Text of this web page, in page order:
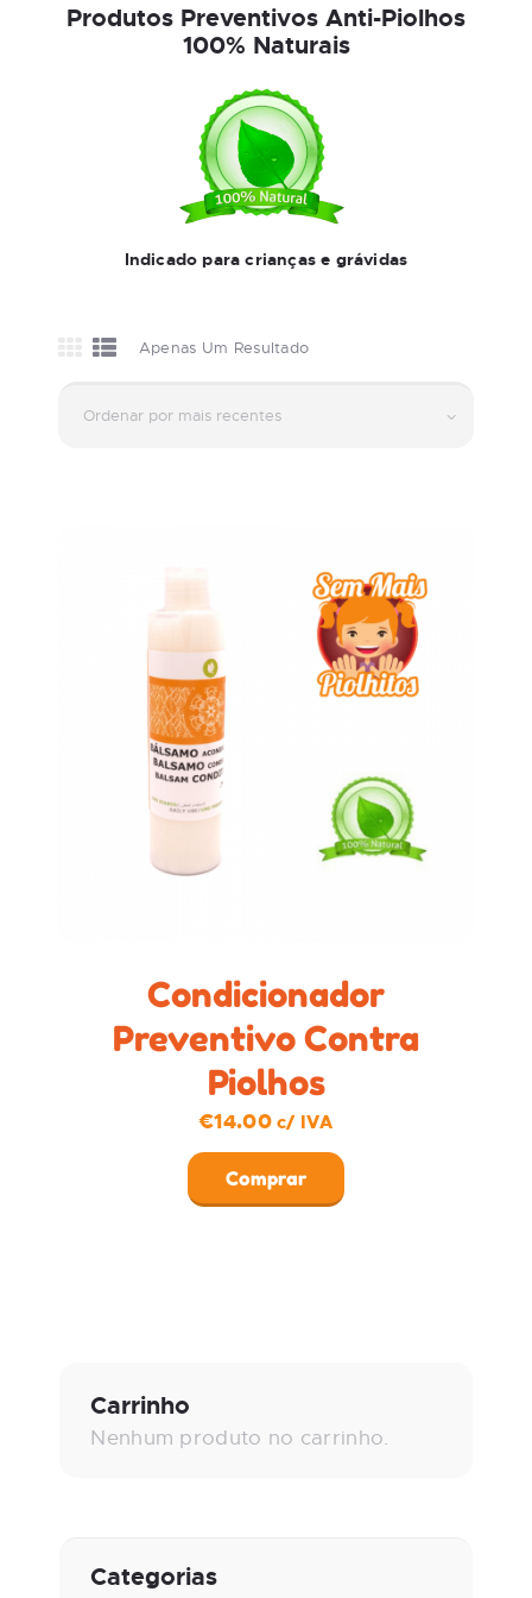
Produtos Preventivos Anti-Piolhos
100% Naturais
Indicado para crianças e grávidas
Apenas Um Resultado
Condicionador
Preventivo Contra
Piolhos
€14.00 c/ IVA
Comprar
Carrinho
Nenhum produto no carrinho.
Categorias